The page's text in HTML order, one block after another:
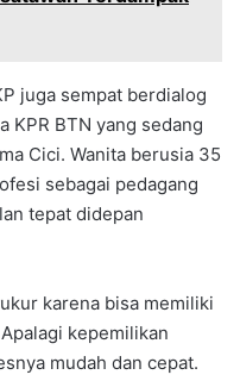
juga sempat berdialog
KPR BTN yang sedang
Cici. Wanita berusia 35
sebagai pedagang
tepat didepan
karena bisa memiliki
kepemilikan
mudah dan cepat.